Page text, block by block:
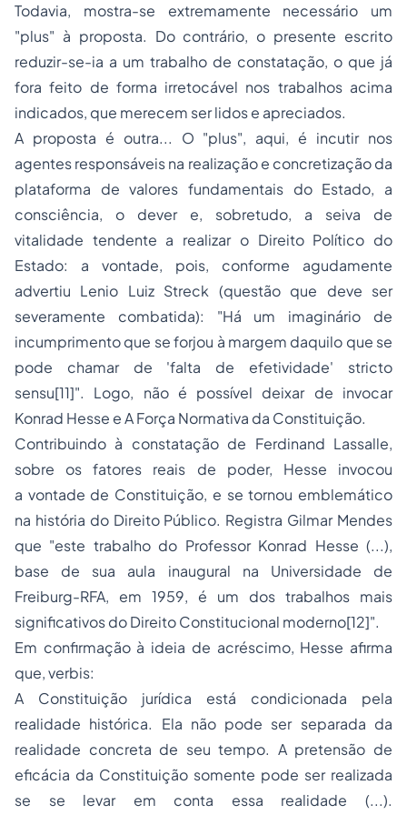
Todavia, mostra-se extremamente necessário um
"plus" à proposta. Do contrário, o presente escrito
reduzir-se-ia a um trabalho de constatação, o que já
fora feito de forma irretocável nos trabalhos acima
indicados, que merecem ser lidos e apreciados.
A proposta é outra... O "plus", aqui, é incutir nos
agentes responsáveis na realização e concretização da
plataforma de valores fundamentais do Estado, a
consciência, o dever e, sobretudo, a seiva de
vitalidade tendente a realizar o Direito Político do
Estado: a vontade, pois, conforme agudamente
advertiu Lenio Luiz Streck (questão que deve ser
severamente combatida): "Há um imaginário de
incumprimento que se forjou à margem daquilo que se
pode chamar de 'falta de efetividade' stricto
sensu[11]". Logo, não é possível deixar de invocar
Konrad Hesse eA Força Normativa da Constituição.
Contribuindo à constatação de Ferdinand Lassalle,
sobre os fatores reais de poder, Hesse invocou
a vontade de Constituição, e se tornou emblemático
na história do Direito Público. Registra Gilmar Mendes
que "este trabalho do Professor Konrad Hesse (...),
base de sua aula inaugural na Universidade de
Freiburg-RFA, em 1959, é um dos trabalhos mais
significativos do Direito Constitucional moderno[12]".
Em confirmação à ideia de acréscimo, Hesse afirma
que,verbis:
A Constituição jurídica está condicionada pela
realidade histórica. Ela não pode ser separada da
realidade concreta de seu tempo. A pretensão de
eficácia da Constituição somente pode ser realizada
se se levar em conta essa realidade (...).